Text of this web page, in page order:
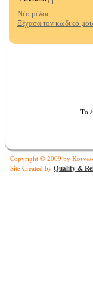
Το
Copyright © 2009 by
Site Created by Quality &